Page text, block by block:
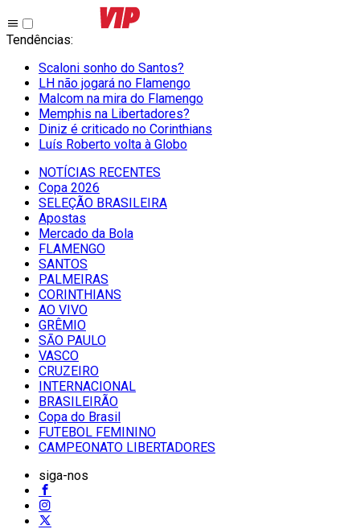
Tendências:
Scaloni sonho do Santos?
LH não jogará no Flamengo
Malcom na mira do Flamengo
Memphis na Libertadores?
Diniz é criticado no Corinthians
Luís Roberto volta à Globo
NOTÍCIAS RECENTES
Copa 2026
SELEÇÃO BRASILEIRA
Apostas
Mercado da Bola
FLAMENGO
SANTOS
PALMEIRAS
CORINTHIANS
AO VIVO
GRÊMIO
SĀO PAULO
VASCO
CRUZEIRO
INTERNACIONAL
BRASILEIRÃO
Copa do Brasil
FUTEBOL FEMININO
CAMPEONATO LIBERTADORES
siga-nos